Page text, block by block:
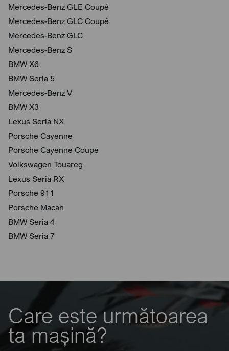
Mercedes-Benz GLE Coupé
Mercedes-Benz GLC Coupé
Mercedes-Benz GLC
Mercedes-Benz S
BMW X6
BMW Seria 5
Mercedes-Benz V
BMW X3
Lexus Seria NX
Porsche Cayenne
Porsche Cayenne Coupe
Volkswagen Touareg
Lexus Seria RX
Porsche 911
Porsche Macan
BMW Seria 4
BMW Seria 7
Care este următoarea
ta mașină?